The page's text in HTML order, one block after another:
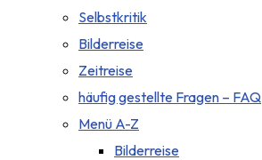
Selbstkritik
Bilderreise
Zeitreise
häufig gestellte Fragen – FAQ
Menü A-Z
Bilderreise